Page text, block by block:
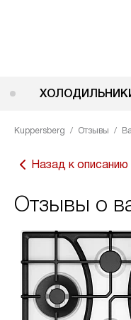
Kuppersberg Отзывы
Назад к
Отзывы о